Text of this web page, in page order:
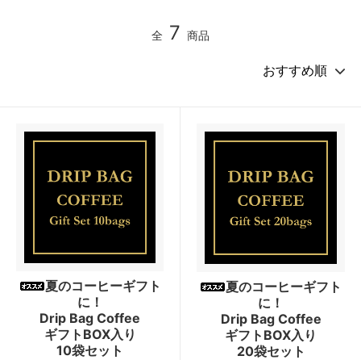
全 7 商品
夏のコーヒーギフト
に！
Drip Bag Coffee
ギフトBOX入り
10袋セット
夏のコーヒーギフト
に！
Drip Bag Coffee
ギフトBOX入り
20袋セット